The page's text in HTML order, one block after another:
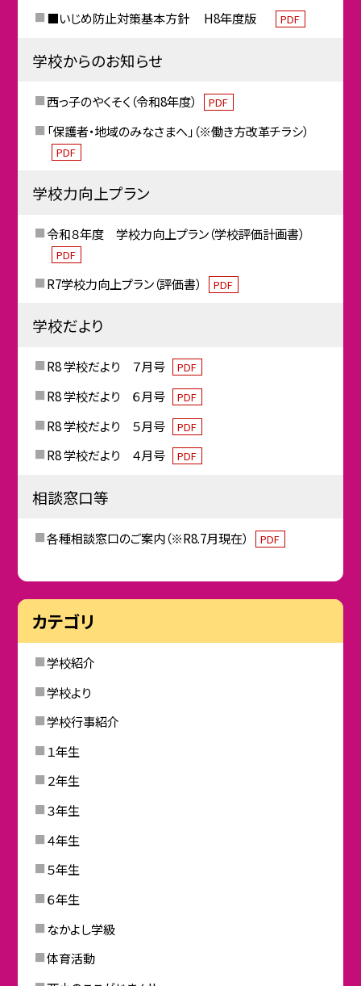
■いじめ防止対策基本方針 H8年度版 PDF
学校からのお知らせ
西っ子のやくそく（令和8年度） PDF
「保護者・地域のみなさまへ」（※働き方改革チラシ）
PDF
学校力向上プラン
令和８年度 学校力向上プラン（学校評価計画書）
PDF
R7学校力向上プラン（評価書） PDF
学校だより
R8 学校だより ７月号 PDF
R8 学校だより ６月号 PDF
R8 学校だより ５月号 PDF
R8 学校だより ４月号 PDF
相談窓口等
各種相談窓口のご案内（※R8.7月現在） PDF
カテゴリ
学校紹介
学校より
学校行事紹介
１年生
２年生
３年生
４年生
５年生
６年生
なかよし学級
体育活動